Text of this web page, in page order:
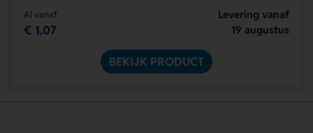
Al vanaf
€ 1,07
Levering vanaf
19 augustus
BEKIJK PRODUCT